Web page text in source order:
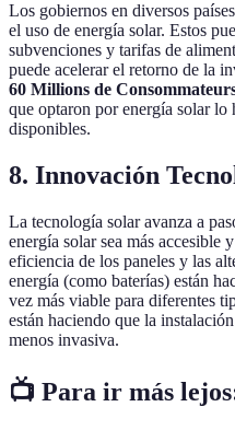
Los gobiernos en diversos
el uso de energía solar. Estos
subvenciones y tarifas de
puede acelerar el retorno de la
60 Millions de
que optaron por energía solar
disponibles.
8. Innovación
La tecnología solar avanza a
energía solar sea más accesible
eficiencia de los paneles y las
energía (como baterías) están
vez más viable para diferentes
están haciendo que la
menos invasiva.
📺 Para ir más